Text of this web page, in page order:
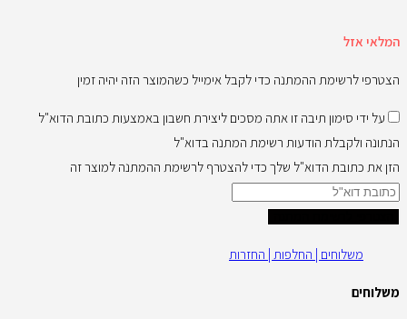
המלאי אזל
הצטרפי לרשימת ההמתנה כדי לקבל אימייל כשהמוצר הזה יהיה זמין
על ידי סימון תיבה זו אתה מסכים ליצירת חשבון באמצעות כתובת הדוא"ל
הנתונה ולקבלת הודעות רשימת המתנה בדוא"ל
הזן את כתובת הדוא"ל שלך כדי להצטרף לרשימת ההמתנה למוצר זה
משלוחים | החלפות | החזרות
משלוחים